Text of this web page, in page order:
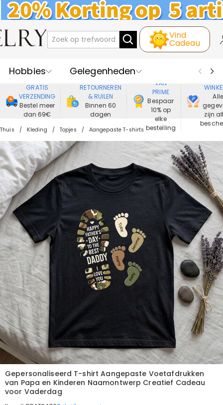
Vind
Cadeau
Hobbies
Gelegenheden
Recipienten
Best Verkochte
Nieuwe
Juwelen
Wonen&Leven
GRATIS
VERZENDING
Bestel meer
dan 69€
RETOURNEREN
& RUILEN
Binnen 60
dagen
VAN
PRIME
Bespaar
10% op
elke
bestelling
Alle
zijn
Thuis Kleding Topjes Aangepaste T-shirts
Gepersonaliseerd T-shirt Aangepaste Voetafdrukken
van Papa en Kinderen Naamontwerp Creatief Cadeau
voor Vaderdag